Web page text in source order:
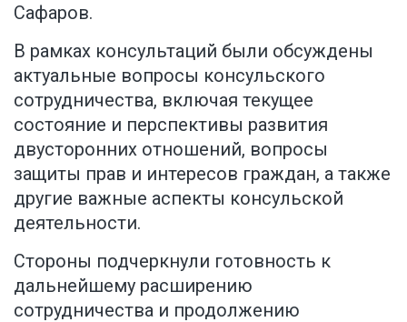
Сафаров.
В рамках консультаций были обсуждены
актуальные вопросы консульского
сотрудничества, включая текущее
состояние и перспективы развития
двусторонних отношений, вопросы
защиты прав и интересов граждан, а также
другие важные аспекты консульской
деятельности.
Стороны подчеркнули готовность к
дальнейшему расширению
сотрудничества и продолжению